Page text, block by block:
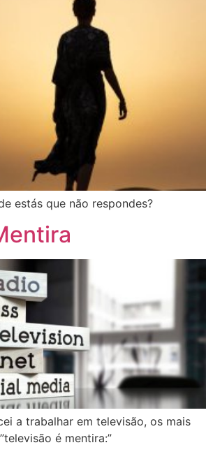
estás que não respondes?
a trabalhar em televisão, os mais
é mentira:”